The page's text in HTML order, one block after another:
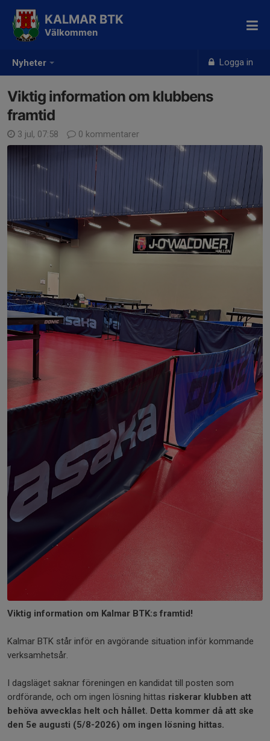
Nyheter Logga in
KALMAR BTK
Välkommen
Viktig information om klubbens
framtid
3 jul, 07:58 0 kommentarer
Viktig information om Kalmar BTK:s framtid!
Kalmar BTK står inför en avgörande situation inför kommande
verksamhetsår.
I dagsläget saknar föreningen en kandidat till posten som
ordförande, och om ingen lösning hittas riskerar klubben att
behöva avvecklas helt och hållet. Detta kommer då att ske
den 5e augusti (5/8-2026) om ingen lösning hittas.